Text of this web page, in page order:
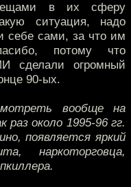
вещами в их сферу
ситуация, надо
себе сами, за что им
потому что
сделали огромный
90-ых.
вообще на
около 1995-96 гг.
появляется яркий
наркоторговца,